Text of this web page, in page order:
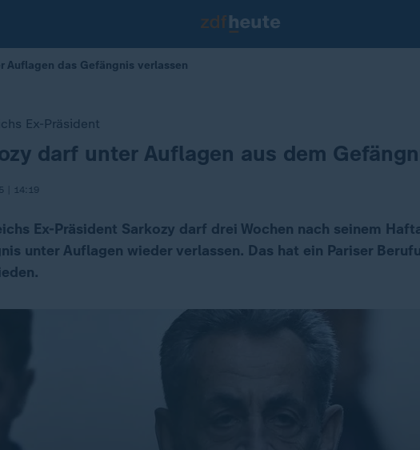
Auflagen das Gefängnis verlassen
Ex-Präsident
darf unter Auflagen aus dem
| 14:19
Ex-Präsident Sarkozy darf drei Wochen nach seinem
unter Auflagen wieder verlassen. Das hat ein Pariser